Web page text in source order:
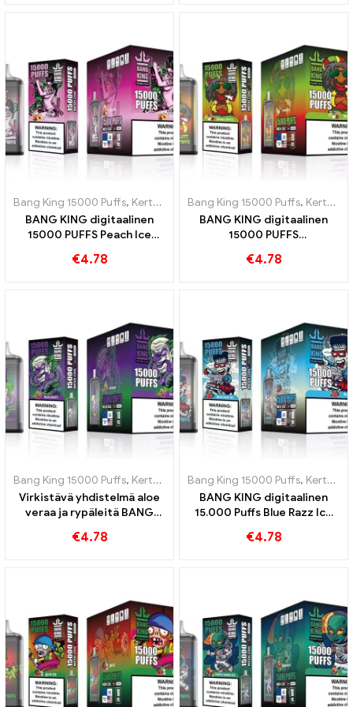
Bang King 15000 Puffs, Kertakäyttöiset e-savukkeet Ruotsi ,
BANG KING digitaalinen
15000 PUFFS Peach Ice
sähkötupakka
€4.78
Bang King 15000 Puffs, Kertakäyttöiset e-savukkeet Ruotsi
BANG KING digitaalinen
15000 PUFFS
sähkötupakka Herkullinen
€4.78
Bang King 15000 Puffs, Kertakäyttöiset e-savukkeet Ruotsi ,
Virkistävä yhdistelmä aloe
veraa ja rypäleitä BANG
kertakäyttöinen e-savuke
€4.78
Bang King 15000 Puffs, Kertakäyttöiset e-savukkeet Ruotsi
BANG KING digitaalinen
15.000 Puffs Blue Razz Ice
kertakäyttöinen
€4.78